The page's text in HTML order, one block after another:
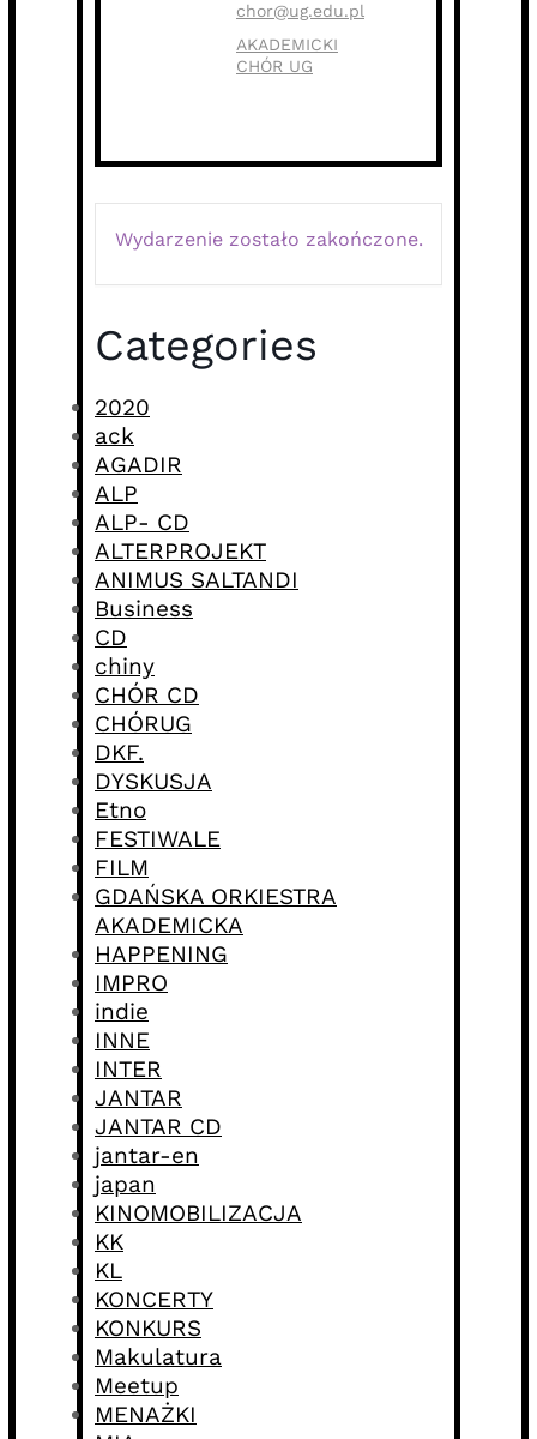
chor@ug.edu.pl
AKADEMICKI
CHÓR UG
Wydarzenie zostało zakończone.
Categories
2020
ack
AGADIR
ALP
ALP- CD
ALTERPROJEKT
ANIMUS SALTANDI
Business
CD
chiny
CHÓR CD
CHÓRUG
DKF.
DYSKUSJA
Etno
FESTIWALE
FILM
GDAŃSKA ORKIESTRA
AKADEMICKA
HAPPENING
IMPRO
indie
INNE
INTER
JANTAR
JANTAR CD
jantar-en
japan
KINOMOBILIZACJA
KK
KL
KONCERTY
KONKURS
Makulatura
Meetup
MENAŻKI